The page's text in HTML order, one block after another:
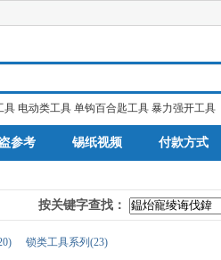
具 电动类工具 单钩百合匙工具 暴力强开工具
参考 锡纸视频 付款方式
按关键字查找：
) 锁类工具系列(23)